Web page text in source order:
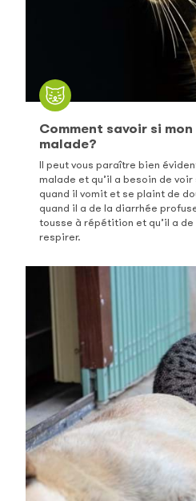
Comment savoir si
malade?
Il peut vous paraître bien
malade et qu’il a besoin de
quand il vomit et se plaint de
quand il a de la diarrhée
tousse à répétition et qu’il a
respirer.